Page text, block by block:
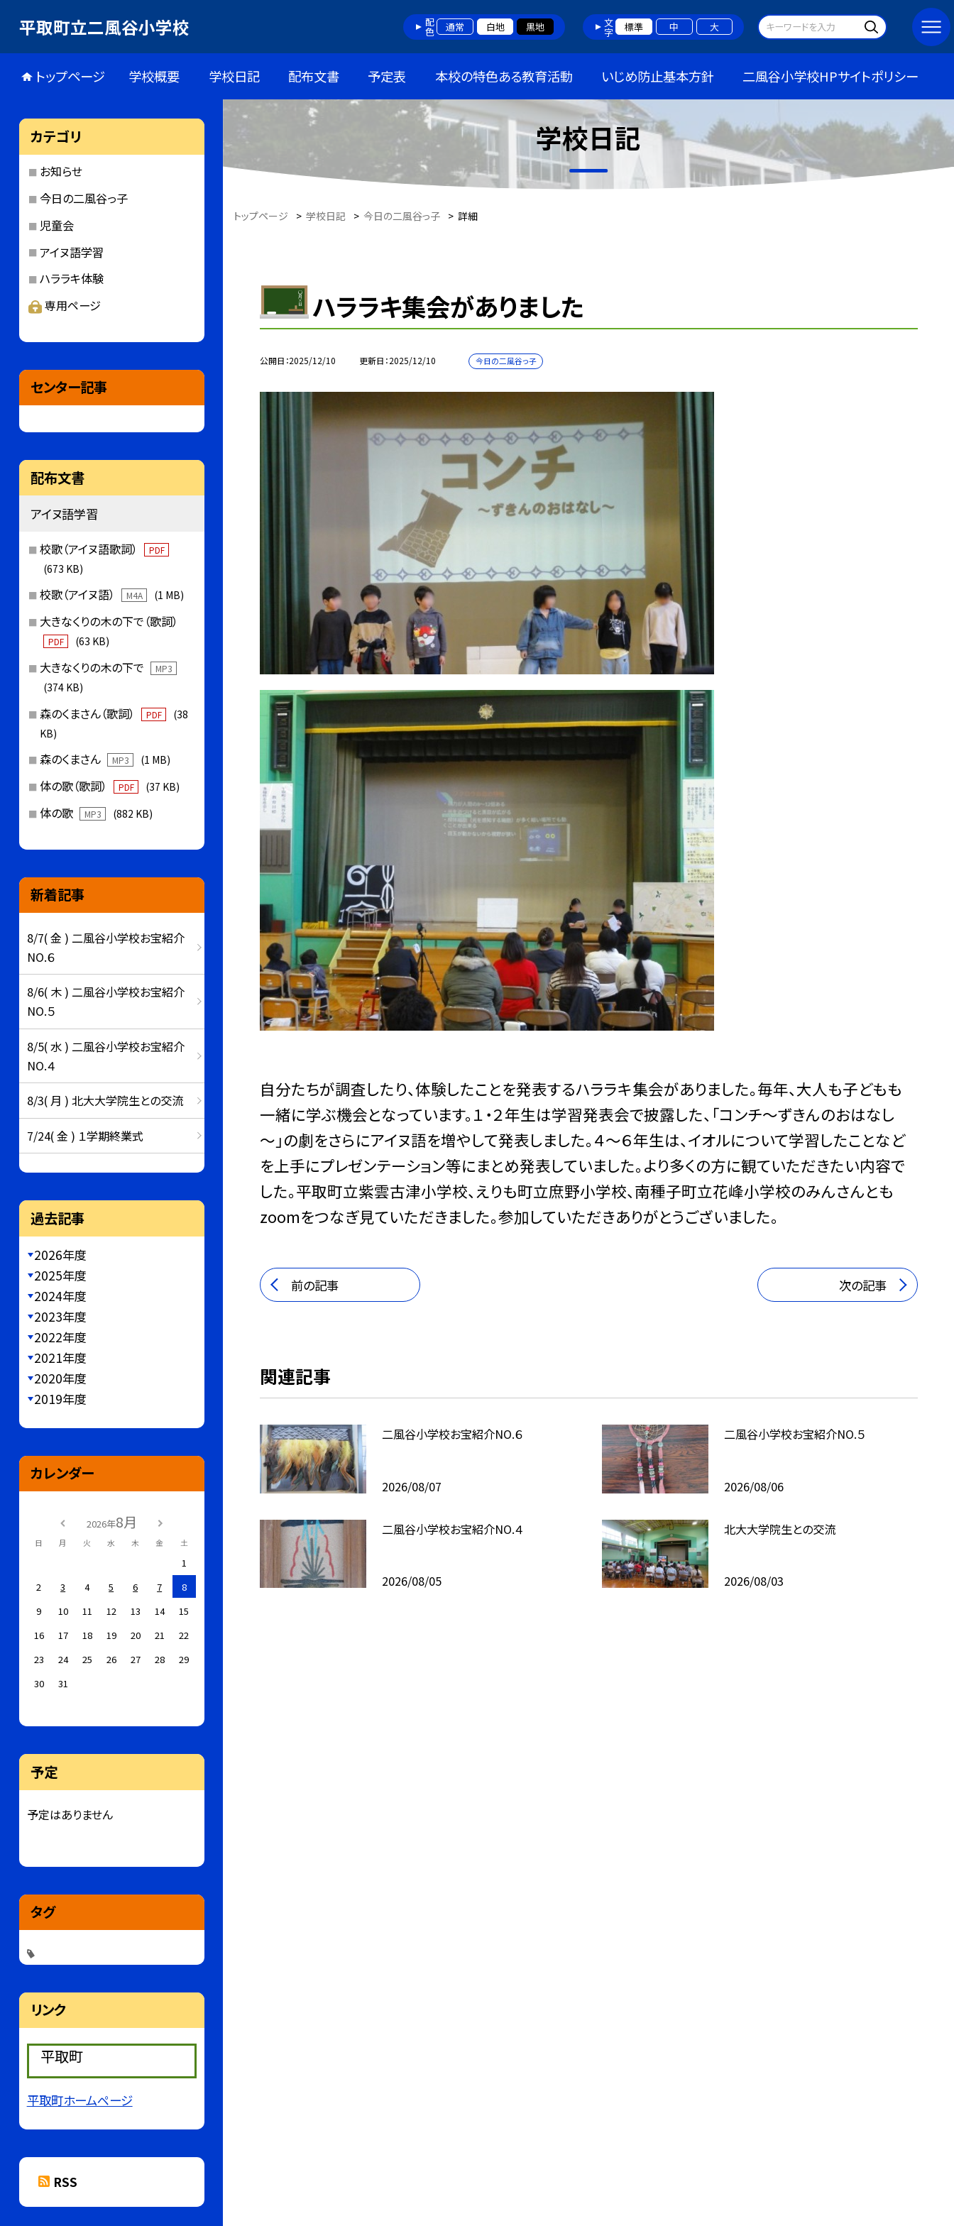
平取町立二風谷小学校 配色 通常 白地 黒地 文字 標準 中 大
トップページ 学校概要 学校日記 配布文書 予定表 本校の特色ある教育活動 いじめ防止基本方針 二風谷小学校HPサイトポリシー
学校日記
トップページ > 学校日記 > 今日の二風谷っ子 > 詳細
ハララキ集会がありました
公開日 2025/12/10 更新日 2025/12/10 今日の二風谷っ子
自分たちが調査したり、体験したことを発表するハララキ集会がありました。毎年、大人も子どもも
一緒に学ぶ機会となっています。１・２年生は学習発表会で披露した、「コンチ～ずきんのおはなし
～」の劇をさらにアイヌ語を増やして発表しました。４～６年生は、イオルについて学習したことなど
を上手にプレゼンテーション等にまとめ発表していました。より多くの方に観ていただきたい内容で
した。平取町立紫雲古津小学校、えりも町立庶野小学校、南種子町立花峰小学校のみんさんとも
zoomをつなぎ見ていただきました。参加していただきありがとうございました。
前の記事 次の記事
関連記事
二風谷小学校お宝紹介NO.６
2026/08/07
二風谷小学校お宝紹介NO.５
2026/08/06
二風谷小学校お宝紹介NO.４
2026/08/05
北大大学院生との交流
2026/08/03
カテゴリ
お知らせ
今日の二風谷っ子
児童会
アイヌ語学習
ハララキ体験
専用ページ
センター記事
配布文書
アイヌ語学習
校歌（アイヌ語歌詞） PDF
(673 KB)
校歌（アイヌ語） M4A (1 MB)
大きなくりの木の下で（歌詞）
PDF (63 KB)
大きなくりの木の下で MP3
(374 KB)
森のくまさん（歌詞） PDF
(38
KB)
森のくまさん MP3 (1 MB)
体の歌（歌詞） PDF (37 KB)
体の歌 MP3 (882 KB)
新着記事
8/7( 金 ) 二風谷小学校お宝紹介
NO.６
8/6( 木 ) 二風谷小学校お宝紹介
NO.５
8/5( 水 ) 二風谷小学校お宝紹介
NO.４
8/3( 月 ) 北大大学院生との交流
7/24( 金 ) １学期終業式
過去記事
2026年度
2025年度
2024年度
2023年度
2022年度
2021年度
2020年度
2019年度
カレンダー
2026年8月
日 月 火 水 木 金 土
1
2
3 4 5 6 7
8
9
10 11 12 13 14
15
16
17 18 19 20 21
22
23
24 25 26 27 28
29
30
31
予定
予定はありません
タグ
リンク
平取町
平取町ホームページ
RSS